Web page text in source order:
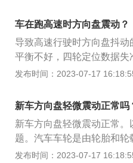
此外，也有可能是前悬挂件
辆方向盘出现抖动。方向
置。其功能是将驾驶员作用
其控制方向的难度。当发动
驶员与车轮之间引入的齿轮
不仅如此，好的方向盘系
在行驶前和行驶的过程中都
驾驶。2、合理使用灯光：
光灯。3、保持车距：高速
持车距，确保自己有足够的
车在跑高速时方向盘震动？
导致高速行驶时方向盘抖
平衡不好，四轮定位数据
上唯一与地面接触的部件，
面是否存在破损现象。2、
时也可能会导致车子出现
完全相同，轮胎在生产时每
上之后，车轮每个部分的
做动平衡时，技师会将车轮
发布时间：2023-07-17
新车方向盘轻微震动正常吗
新车方向盘轻微震动正常
题。汽车车轮是由轮胎和
高速行驶时并不是平衡的状
发布时间：2023-07-17